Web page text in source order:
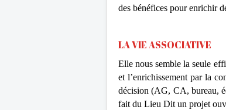
des bénéfices pour enrichir
LA VIE ASSOCIATIVE
Elle nous semble la seule
et l’enrichissement par la
décision (AG, CA, bureau,
fait du Lieu Dit un projet